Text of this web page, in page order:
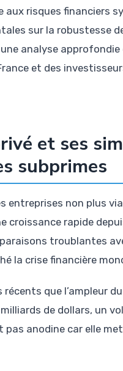
risques financiers
sur la robustesse
analyse
et des
et ses
subprimes
entreprises non plus
rapide
troublantes
la crise financière
que l’ampleur
de dollars, un
pas anodine car elle